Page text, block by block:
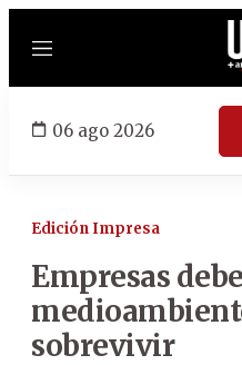
Menú
06 ago 2026
Edición Impresa
Empresas
sobrevivir